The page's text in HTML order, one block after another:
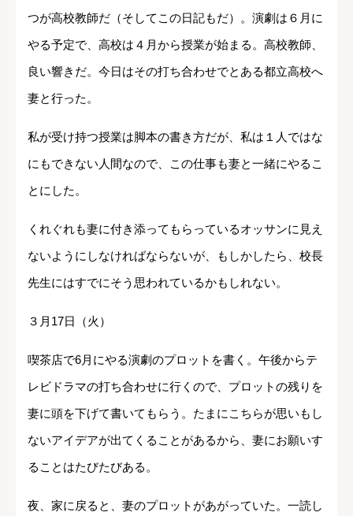
つが高校教師だ（そしてこの日記もだ）。演劇は６月に
やる予定で、高校は４月から授業が始まる。高校教師、
良い響きだ。今日はその打ち合わせでとある都立高校へ
妻と行った。
私が受け持つ授業は脚本の書き方だが、私は１人ではな
にもできない人間なので、この仕事も妻と一緒にやるこ
とにした。
くれぐれも妻に付き添ってもらっているオッサンに見え
ないようにしなければならないが、もしかしたら、校長
先生にはすでにそう思われているかもしれない。
３月17日（火）
喫茶店で6月にやる演劇のプロットを書く。午後からテ
レビドラマの打ち合わせに行くので、プロットの残りを
妻に頭を下げて書いてもらう。たまにこちらが思いもし
ないアイデアが出てくることがあるから、妻にお願いす
ることはたびたびある。
夜、家に戻ると、妻のプロットがあがっていた。一読し